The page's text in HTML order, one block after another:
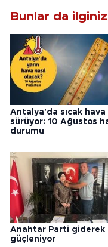
Bunlar da
Antalya'da sıcak hava
sürüyor: 10 Ağustos
durumu
Anahtar Parti giderek
güçleniyor